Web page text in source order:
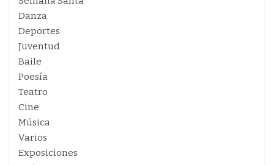
Danza
Deportes
Juventud
Baile
Poesía
Teatro
Cine
Música
Varios
Exposiciones